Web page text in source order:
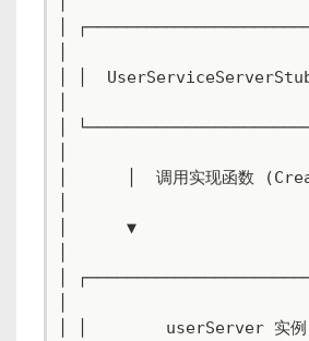
│
│ │
│
│      │  调用实现函数
│      ▼
│
│ │        userServer 实